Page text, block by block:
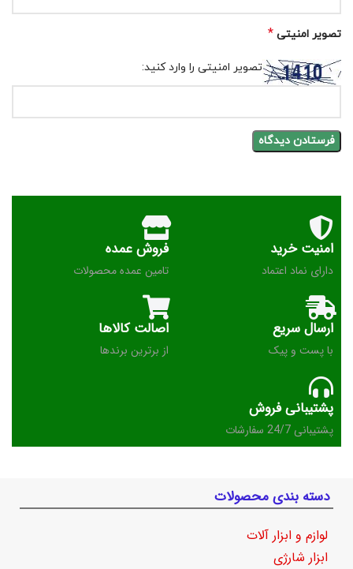
تصویر امنیتی *
تصویر امنیتی را وارد کنید:
امنیت خرید
دارای نماد اعتماد
فروش عمده
تامین عمده محصولات
ارسال سریع
با پست و پیک
اصالت کالاها
از برترین برندها
پشتیبانی فروش
پشتیبانی 24/7 سفارشات
دسته بندی محصولات
لوازم و ابزار آلات
ابزار شارژی